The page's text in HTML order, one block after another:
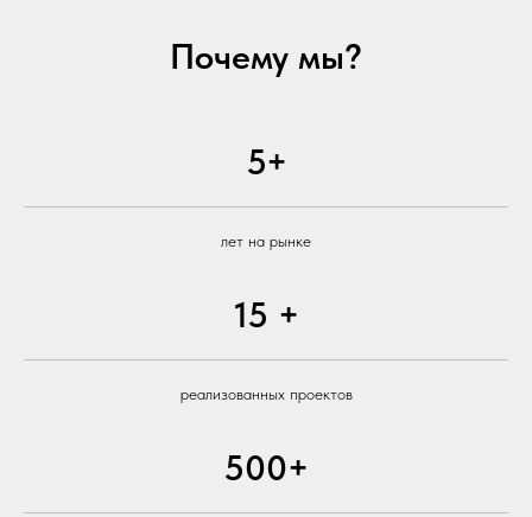
Почему мы?
5+
лет на рынке
15 +
реализованных проектов
500+